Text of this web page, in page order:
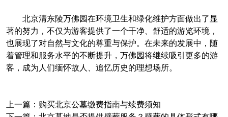
北京清东陵万佛园在环境卫生和绿化维护方面做出了显
著的努力，不仅为游客提供了一个干净、舒适的游览环境，
也展现了对自然与文化的尊重与保护。在未来的发展中，随
着管理和服务水平的不断提升，万佛园将继续吸引更多的游
客，成为人们缅怀故人、追忆历史的理想场所。
上一篇： 购买北京公墓缴费指南与续费须知